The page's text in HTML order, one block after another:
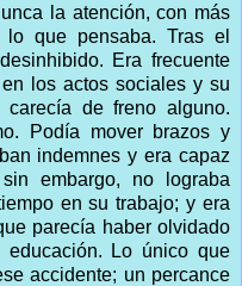
la atención, con más
que pensaba. Tras el
Era frecuente
los actos sociales y su
carecía de freno alguno.
Podía mover brazos y
indemnes y era capaz
embargo, no lograba
en su trabajo; y era
parecía haber olvidado
Lo único que
accidente; un percance